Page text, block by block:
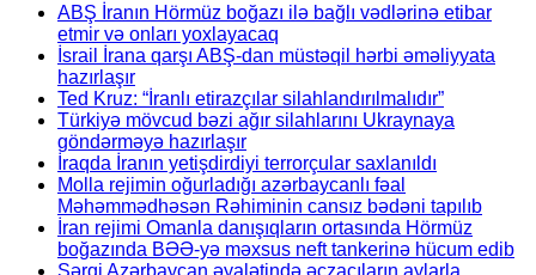
ABŞ İranın Hörmüz boğazı ilə bağlı vədlərinə etibar
etmir və onları yoxlayacaq
İsrail İrana qarşı ABŞ-dan müstəqil hərbi əməliyyata
hazırlaşır
Ted Kruz: “İranlı etirazçılar silahlandırılmalıdır”
Türkiyə mövcud bəzi ağır silahlarını Ukraynaya
göndərməyə hazırlaşır
İraqda İranın yetişdirdiyi terrorçular saxlanıldı
Molla rejimin oğurladığı azərbaycanlı fəal
Məhəmmədhəsən Rəhiminin cansız bədəni tapılıb
İran rejimi Omanla danışıqların ortasında Hörmüz
boğazında BƏƏ-yə məxsus neft tankerinə hücum edib
Şərqi Azərbaycan əyalətində əczaçıların aylarla